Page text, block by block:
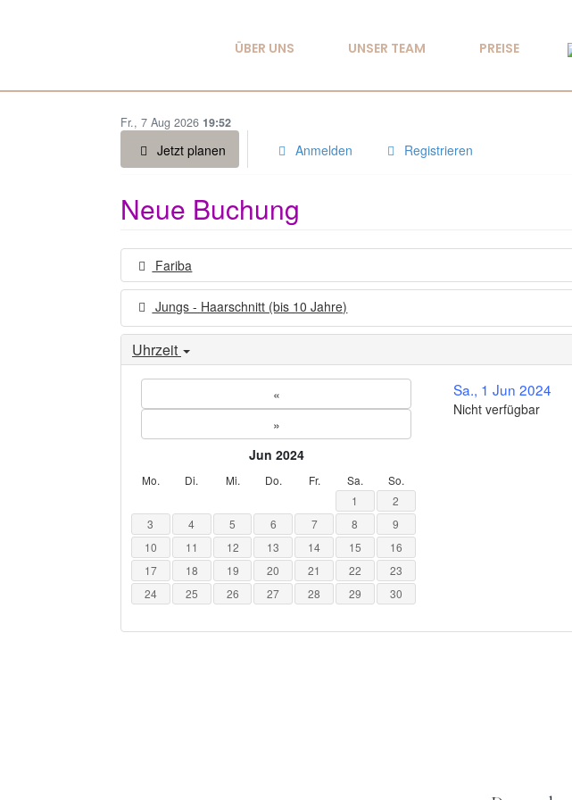
ÜBER UNS UNSER TEAM PREISE
Fr., 7 Aug 2026 19:52
Jetzt planen Anmelden Registrieren
Neue Buchung
Fariba
Jungs - Haarschnitt (bis 10 Jahre)
Uhrzeit
«
»
Jun 2024
Mo. Di. Mi. Do. Fr. Sa.
So.
1
2
3
4 5 6 7 8
9
10
11 12 13 14 15
16
17
18 19 20 21 22
23
24
25 26 27 28 29 30
Sa., 1 Jun 2024
Nicht verfügbar